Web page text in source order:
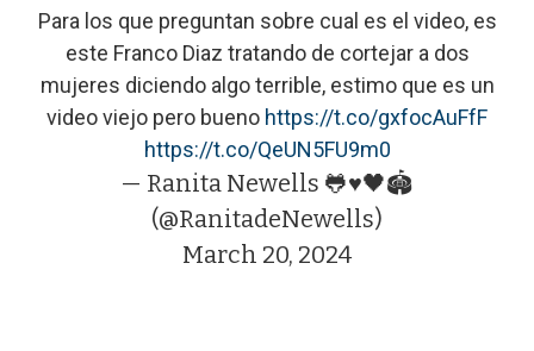
Para los que preguntan sobre cual es el video, es
este Franco Diaz tratando de cortejar a dos
mujeres diciendo algo terrible, estimo que es un
video viejo pero bueno https://t.co/gxfocAuFfF
https://t.co/QeUN5FU9m0
— Ranita Newells 🐸♥️🖤🏟️
(@RanitadeNewells)
March 20, 2024